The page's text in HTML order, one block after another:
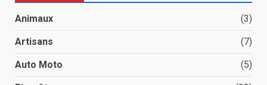
Animaux (3)
Artisans (7)
Auto Moto (5)